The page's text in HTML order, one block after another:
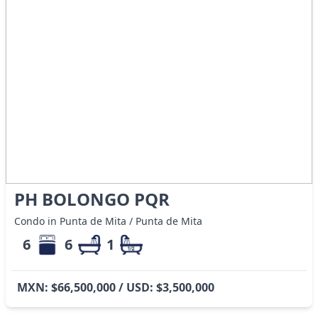
PH BOLONGO PQR
Condo in Punta de Mita / Punta de Mita
6 6 1
MXN: $66,500,000 / USD: $3,500,000